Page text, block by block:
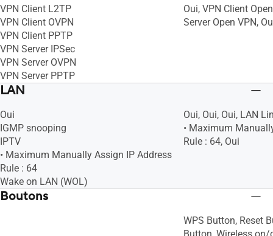
VPN Client L2TP
VPN Client OVPN
VPN Client PPTP
VPN Server IPSec
VPN Server OVPN
VPN Server PPTP
Oui, VPN Client
Server Open VPN,
LAN
Oui
IGMP snooping
IPTV
• Maximum Manually Assign IP Address
Rule : 64
Wake on LAN (WOL)
Oui, Oui, Oui, LAN
• Maximum
Rule : 64, Oui
Boutons
WPS Button, Reset